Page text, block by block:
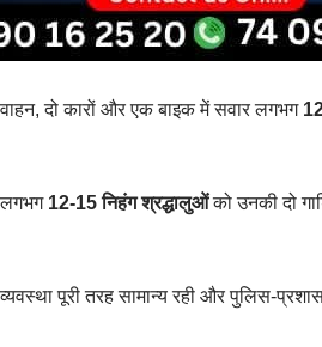
दो कारों और एक बाइक में सवार लगभग
लगभग 12-15 निहंग श्रद्धालुओंको उनकी दो
पूरी तरह सामान्य रही और पुलिस-